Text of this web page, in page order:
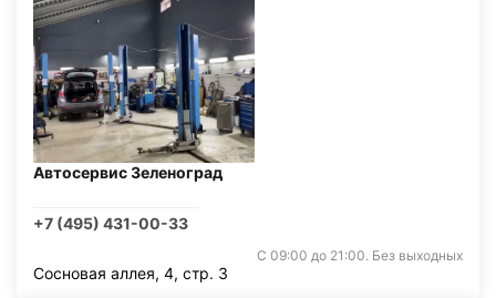
Автосервис Зеленоград
+7 (495) 431-00-33
С 09:00 до 21:00. Без выходных
Сосновая аллея, 4, стр. 3